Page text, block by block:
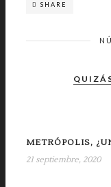
SHARE
METRÓPOLIS,
21 septiembre, 2020